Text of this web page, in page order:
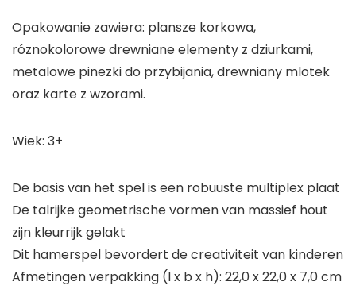
Opakowanie zawiera: plansze korkowa,
róznokolorowe drewniane elementy z dziurkami,
metalowe pinezki do przybijania, drewniany mlotek
oraz karte z wzorami.
Wiek: 3+
De basis van het spel is een robuuste multiplex plaat
De talrijke geometrische vormen van massief hout
zijn kleurrijk gelakt
Dit hamerspel bevordert de creativiteit van kinderen
Afmetingen verpakking (l x b x h): 22,0 x 22,0 x 7,0 cm